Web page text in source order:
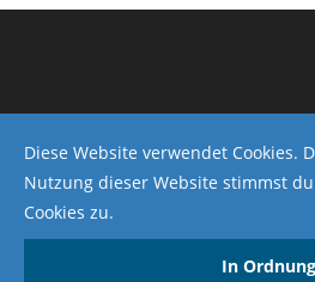
Diese Website verwendet Cookies.
Nutzung dieser Website stimmst
Cookies zu.
In Ordnung